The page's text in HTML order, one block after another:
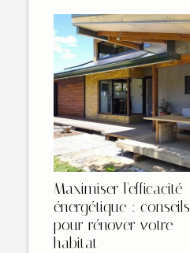
Maximiser l'efficacité
énergétique : conseils
pour rénover votre
habitat